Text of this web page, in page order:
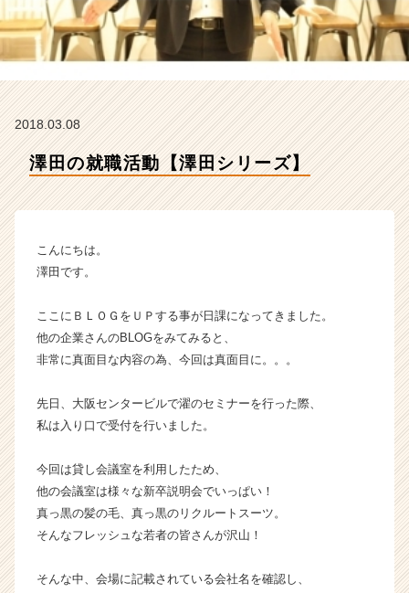
チ
ャ
ー・
成
長
ら
ス
就
活
サ
チ
ア
ャ
リ
ア
（C
h
e
2018.03.08
澤田の就職活動【澤田シリーズ】
こんにちは。
澤田です。
ここにＢＬＯＧをＵＰする事が日課になってきました。
他の企業さんのBLOGをみてみると、
非常に真面目な内容の為、今回は真面目に。。。
先日、大阪センタービルで濯のセミナーを行った際、
私は入り口で受付を行いました。
今回は貸し会議室を利用したため、
他の会議室は様々な新卒説明会でいっぱい！
真っ黒の髪の毛、真っ黒のリクルートスーツ。
そんなフレッシュな若者の皆さんが沢山！
そんな中、会場に記載されている会社名を確認し、